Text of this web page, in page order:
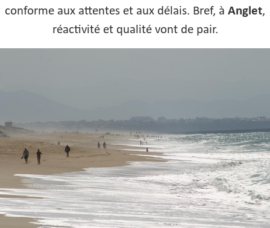
conforme aux attentes et aux délais. Bref, à Anglet,
réactivité et qualité vont de pair.